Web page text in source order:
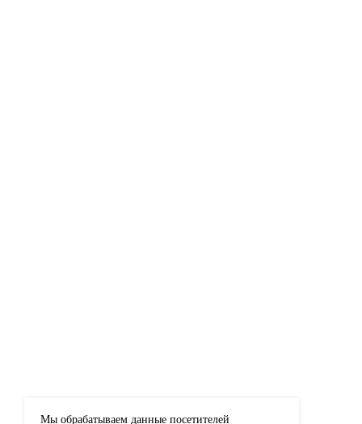
Мы обрабатываем данные посетителей